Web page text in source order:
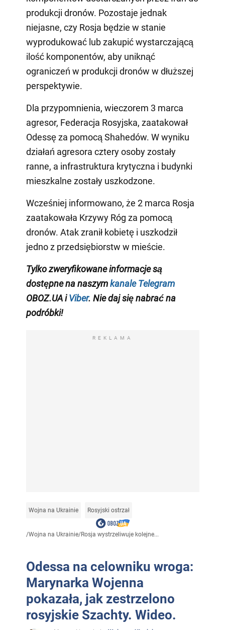
produkcji dronów. Pozostaje jednak
niejasne, czy Rosja będzie w stanie
wyprodukować lub zakupić wystarczającą
ilość komponentów, aby uniknąć
ograniczeń w produkcji dronów w dłuższej
perspektywie.
Dla przypomnienia, wieczorem 3 marca
agresor, Federacja Rosyjska, zaatakował
Odessę za pomocą Shahedów. W wyniku
działań agresora cztery osoby zostały
ranne, a infrastruktura krytyczna i budynki
mieszkalne zostały uszkodzone.
Wcześniej informowano, że 2 marca Rosja
zaatakowała Krzywy Róg za pomocą
dronów. Atak zranił kobietę i uszkodził
jedno z przedsiębiorstw w mieście.
Tylko zweryfikowane informacje są
dostępne na naszymkanale Telegram
OBOZ.UA iViber. Nie daj się nabrać na
podróbki!
REKLAMA
Wojna na Ukrainie Rosyjski ostrzał
/Wojna na Ukrainie/Rosja wystrzeliwuje kolejne...
Odessa na celowniku wroga:
Marynarka Wojenna
pokazała, jak zestrzelono
rosyjskie Szachty. Wideo.